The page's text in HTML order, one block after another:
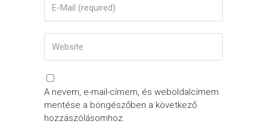
A nevem, e-mail-címem, és weboldalcímem
mentése a böngészőben a következő
hozzászólásomhoz.